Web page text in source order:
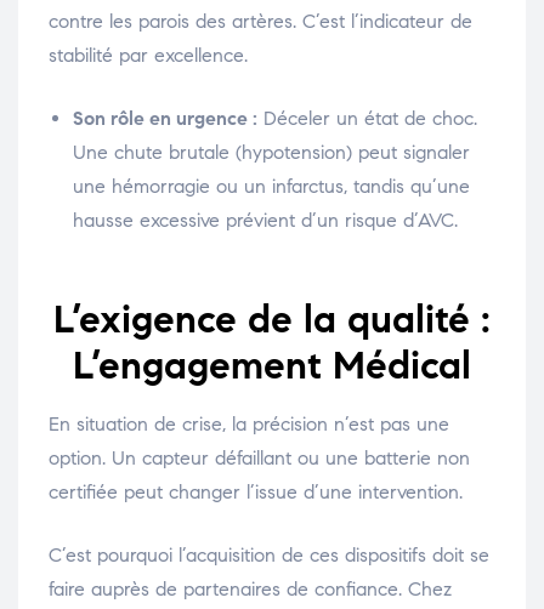
contre les parois des artères. C’est l’indicateur de
stabilité par excellence.
Son rôle en urgence : Déceler un état de choc.
Une chute brutale (hypotension) peut signaler
une hémorragie ou un infarctus, tandis qu’une
hausse excessive prévient d’un risque d’AVC.
L’exigence de la qualité :
L’engagement Médical
En situation de crise, la précision n’est pas une
option. Un capteur défaillant ou une batterie non
certifiée peut changer l’issue d’une intervention.
C’est pourquoi l’acquisition de ces dispositifs doit se
faire auprès de partenaires de confiance. Chez